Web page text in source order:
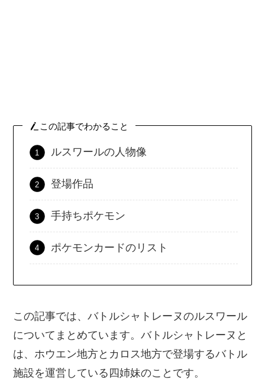
この記事でわかること
ルスワールの人物像
登場作品
手持ちポケモン
ポケモンカードのリスト
この記事では、バトルシャトレーヌのルスワール
についてまとめています。バトルシャトレーヌと
は、ホウエン地方とカロス地方で登場するバトル
施設を運営している四姉妹のことです。